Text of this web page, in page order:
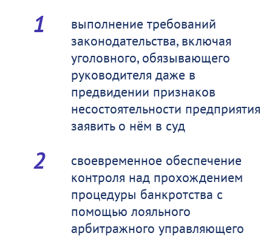
выполнение требований
законодательства, включая
уголовного, обязывающего
руководителя даже в
предвидении признаков
несостоятельности предприятия
заявить о нём в суд
своевременное обеспечение
контроля над прохождением
процедуры банкротства с
помощью лояльного
арбитражного управляющего